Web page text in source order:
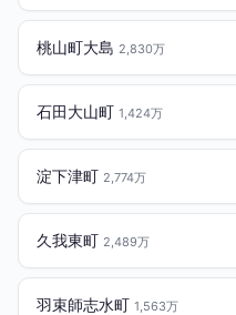
桃山町大島 2,830万
石田大山町 1,424万
淀下津町 2,774万
久我東町 2,489万
羽束師志水町 1,563万